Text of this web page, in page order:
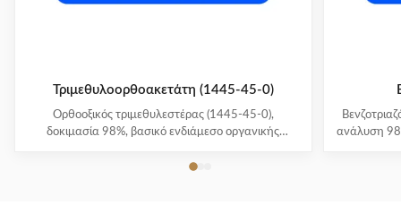
Τριμεθυλοορθοακετάτη (1445-45-0)
Ορθοοξικός τριμεθυλεστέρας (1445-45-0),
δοκιμασία 98%, βασικό ενδιάμεσο οργανικής
καθαρότητας, 120,15 MW, διάρκεια ζωής 2 χρόνια,
ανάλυση